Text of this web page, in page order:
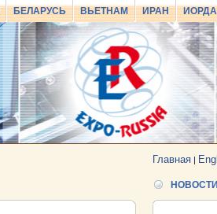
БЕЛАРУСЬ ВЬЕТНАМ ИРАН
Главная |